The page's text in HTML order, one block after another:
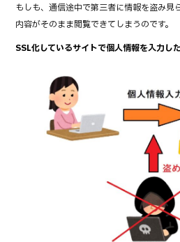
もしも、通信途中で第三者に情報を盗み見
内容がそのまま閲覧できてしまうのです。
SSL化しているサイトで個人情報を入力し